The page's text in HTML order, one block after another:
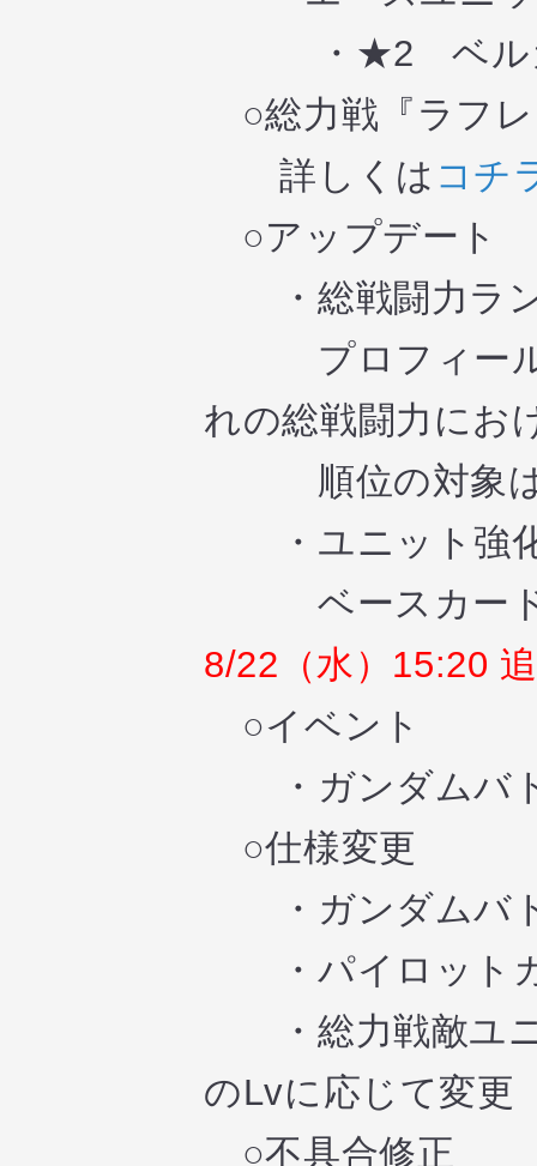
・★2 ベルガ
○総力戦『ラフ
詳しくは コチ
○アップデート
・総戦闘力ラン
プロフィール
れの総戦闘力にお
順位の対象は
・ユニット強化
ベースカード
8/22（水）15:20
○イベント
・ガンダムバト
○仕様変更
・ガンダムバト
・パイロットカ
・総力戦敵ユニ
のLvに応じて変更
○不具合修正